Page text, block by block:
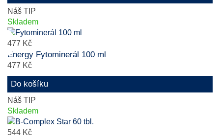
Náš TIP
Skladem
477 Kč
Energy Fytominerál 100 ml
477 Kč
Do košíku
Náš TIP
Skladem
544 Kč